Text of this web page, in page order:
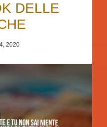
DELLE
2020